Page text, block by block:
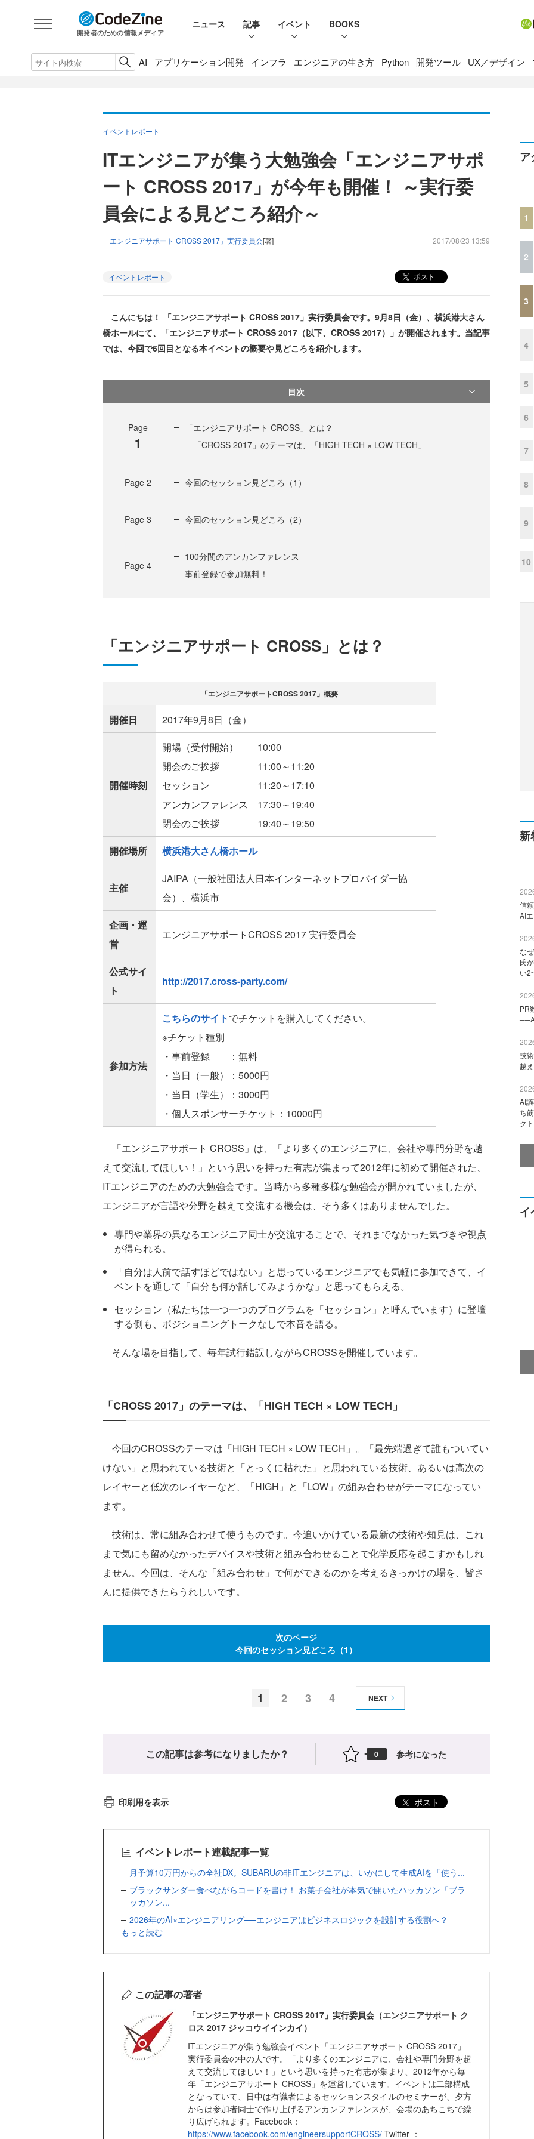
開発者のための情報メディア
ニュース 記事 イベント BOOKS
AI アプリケーション開発 インフラ エンジニアの生き方 Python 開発ツール UX／デザイン
イベントレポート
ITエンジニアが集う大勉強会「エンジニアサポ
ート CROSS 2017」が今年も開催！ ～実行委
員会による見どころ紹介～
「エンジニアサポート CROSS 2017」実行委員会[著] 2017/08/23 13:59
イベントレポート ポスト
こんにちは！ 「エンジニアサポート CROSS 2017」実行委員会です。9月8日（金）、横浜港大さん
橋ホールにて、「エンジニアサポート CROSS 2017（以下、CROSS 2017）」が開催されます。当記事
では、今回で6回目となる本イベントの概要や見どころを紹介します。
目次
Page
1
「エンジニアサポート CROSS」とは？
「CROSS 2017」のテーマは、「HIGH TECH × LOW TECH」
Page 2 今回のセッション見どころ（1）
Page 3 今回のセッション見どころ（2）
Page 4
100分間のアンカンファレンス
事前登録で参加無料！
「エンジニアサポート CROSS」とは？
「エンジニアサポートCROSS 2017」概要
開催日 2017年9月8日（金）
開催時刻
開場（受付開始） 10:00
開会のご挨拶 11:00～11:20
セッション 11:20～17:10
アンカンファレンス 17:30～19:40
閉会のご挨拶 19:40～19:50
開催場所
横浜港大さん橋ホール
主催
JAIPA（一般社団法人日本インターネットプロバイダー協
会）、横浜市
企画・運
営
エンジニアサポートCROSS 2017 実行委員会
公式サイ
ト
http://2017.cross-party.com/
参加方法
こちらのサイトでチケットを購入してください。
※チケット種別
・事前登録 ：無料
・当日（一般）：5000円
・当日（学生）：3000円
・個人スポンサーチケット：10000円
「エンジニアサポート CROSS」は、「より多くのエンジニアに、会社や専門分野を越
えて交流してほしい！」という思いを持った有志が集まって2012年に初めて開催された、
ITエンジニアのための大勉強会です。当時から多種多様な勉強会が開かれていましたが、
エンジニアが言語や分野を越えて交流する機会は、そう多くはありませんでした。
専門や業界の異なるエンジニア同士が交流することで、それまでなかった気づきや視点
が得られる。
「自分は人前で話すほどではない」と思っているエンジニアでも気軽に参加できて、イ
ベントを通して「自分も何か話してみようかな」と思ってもらえる。
セッション（私たちは一つ一つのプログラムを「セッション」と呼んでいます）に登壇
する側も、ポジショニングトークなしで本音を語る。
そんな場を目指して、毎年試行錯誤しながらCROSSを開催しています。
「CROSS 2017」のテーマは、「HIGH TECH × LOW TECH」
今回のCROSSのテーマは「HIGH TECH × LOW TECH」。「最先端過ぎて誰もついてい
けない」と思われている技術と「とっくに枯れた」と思われている技術、あるいは高次の
レイヤーと低次のレイヤーなど、「HIGH」と「LOW」の組み合わせがテーマになってい
ます。
技術は、常に組み合わせて使うものです。今追いかけている最新の技術や知見は、これ
まで気にも留めなかったデバイスや技術と組み合わせることで化学反応を起こすかもしれ
ません。今回は、そんな「組み合わせ」で何ができるのかを考えるきっかけの場を、皆さ
んに提供できたらうれしいです。
次のページ
今回のセッション見どころ（1）
1 2 3 4 NEXT
この記事は参考になりましたか？ 0 参考になった
印刷用を表示 ポスト
イベントレポート連載記事一覧
月予算10万円からの全社DX。SUBARUの非ITエンジニアは、いかにして生成AIを「使う...
ブラックサンダー食べながらコードを書け！ お菓子会社が本気で開いたハッカソン「ブラ
ッカソン...
2026年のAI×エンジニアリング──エンジニアはビジネスロジックを設計する役割へ？
もっと読む
この記事の著者
「エンジニアサポート CROSS 2017」実行委員会（エンジニアサポート ク
ロス 2017 ジッコウイインカイ）
ITエンジニアが集う勉強会イベント「エンジニアサポート CROSS 2017」
実行委員会の中の人です。「より多くのエンジニアに、会社や専門分野を超
えて交流してほしい！」という思いを持った有志が集まり、2012年から毎
年「エンジニアサポート CROSS」を運営しています。イベントは二部構成
となっていて、日中は有識者によるセッションスタイルのセミナーが、夕方
からは参加者同士で作り上げるアンカンファレンスが、会場のあちこちで繰
り広げられます。Facebook：
https://www.facebook.com/engineersupportCROSS/ Twitter ：
ア
1
2
3
4
5
6
7
8
9
10
新
信
AI
な
氏
い2
PR
技
越
AI
ち
ク
イ